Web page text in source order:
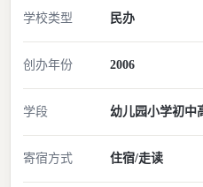
学校类型 民办
创办年份 2006
学段 幼儿园小学初中
寄宿方式 住宿/走读